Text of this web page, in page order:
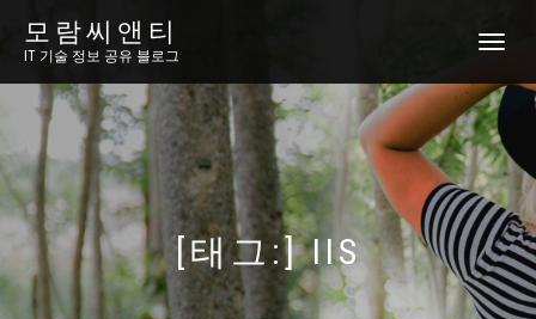
모람씨앤티
IT 기술 정보 공유 블로그
토
내
비
게
이
션
[태그:]IIS